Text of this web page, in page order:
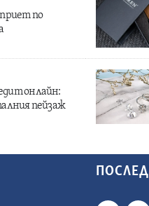
по
онлайн:
пейзаж